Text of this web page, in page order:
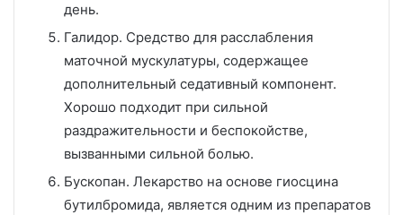
день.
Галидор. Средство для расслабления
маточной мускулатуры, содержащее
дополнительный седативный компонент.
Хорошо подходит при сильной
раздражительности и беспокойстве,
вызванными сильной болью.
Бускопан. Лекарство на основе гиосцина
бутилбромида, является одним из препаратов